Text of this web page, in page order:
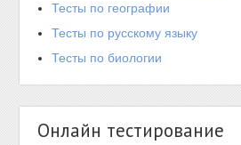
Тесты по географии
Тесты по русскому языку
Тесты по биологии
Онлайн тестирование